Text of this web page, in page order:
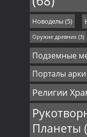
Новоделы (5)
Оружие древних(3)
Подземные
Порталы арки
Религии
Планеты